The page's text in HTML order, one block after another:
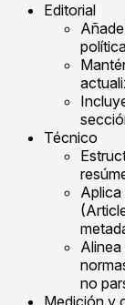
Editorial
Técnico
no